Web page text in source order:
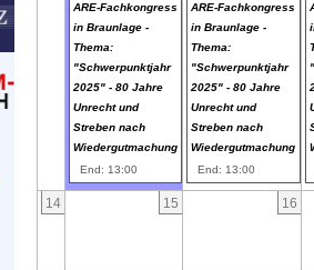
ARE-Fachkongress
in Braunlage -
Thema:
"Schwerpunktjahr
2025" - 80 Jahre
Unrecht und
Streben nach
Wiedergutmachung
End: 13:00
ARE-Fachkongress
in Braunlage -
Thema:
"Schwerpunktjahr
2025" - 80 Jahre
Unrecht und
Streben nach
Wiedergutmachung
End: 13:00
14 15 16